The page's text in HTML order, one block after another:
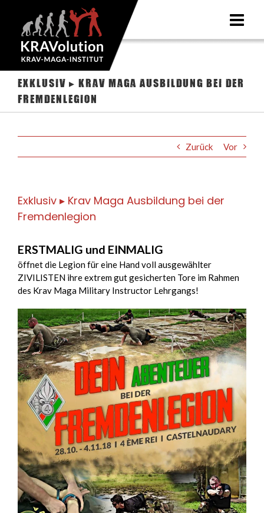
springen
Exklusiv ▸ Krav Maga Ausbildung bei der
Fremdenlegion
Zurück Vor
Exklusiv ▸ Krav Maga Ausbildung bei der
Fremdenlegion
ERSTMALIG und EINMALIG
öffnet die Legion für eine Hand voll ausgewählter
ZIVILISTEN ihre extrem gut gesicherten Tore im Rahmen
des Krav Maga Military Instructor Lehrgangs!